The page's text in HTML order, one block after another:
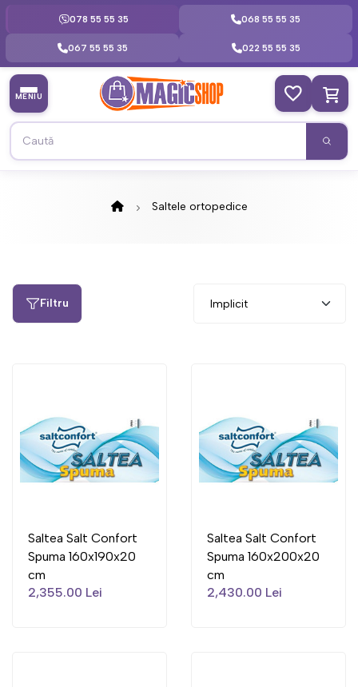
078 55 55 35 068 55 55 35
067 55 55 35 022 55 55 35
MENIU
Saltele ortopedice
Filtru
Saltea Salt Confort
Spuma 160x190x20
cm
2,355.00 Lei
Saltea Salt Confort
Spuma 160x200x20
cm
2,430.00 Lei